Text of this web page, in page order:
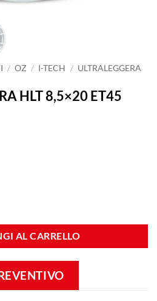
/ OZ / I-TECH / ULTRALEGGERA
HLT 8,5×20 ET45
AL CARRELLO